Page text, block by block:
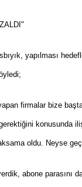
yapılması
firmalar bize
konusunda
oldu. Neyse
abone parasını